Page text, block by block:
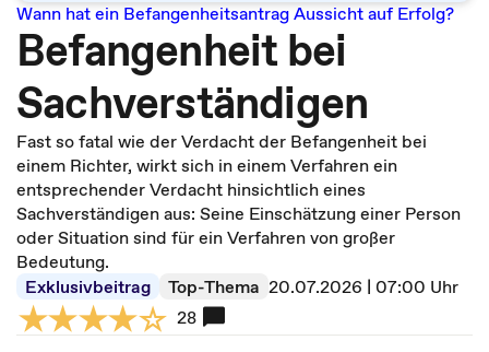
Wann hat ein Befangenheitsantrag Aussicht auf Erfolg?
Befangenheit bei
Sachverständigen
Fast so fatal wie der Verdacht der Befangenheit bei
einem Richter, wirkt sich in einem Verfahren ein
entsprechender Verdacht hinsichtlich eines
Sachverständigen aus: Seine Einschätzung einer Person
oder Situation sind für ein Verfahren von großer
Bedeutung.
Exklusivbeitrag
Top-Thema 20.07.2026 | 07:00 Uhr
28